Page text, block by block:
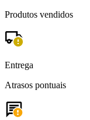
Produtos vendidos
Entrega
Atrasos pontuais